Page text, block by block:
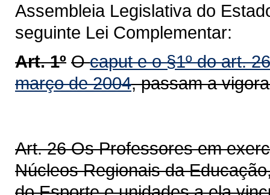
Assembleia Legislativa do
seguinte Lei Complementar:
Art. 1º Ocaput e o §1º do art.
março de 2004, passam a
Art. 26 Os Professores em
Núcleos Regionais da